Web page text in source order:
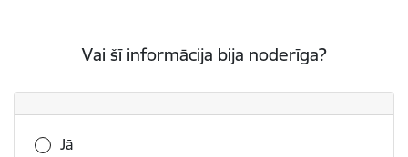
Vai šī informācija bija noderīga?
Vai šī informācija bija noderīga?
Jā